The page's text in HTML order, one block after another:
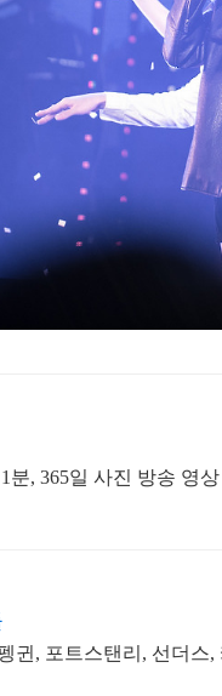
분, 365일 사진 방송 영
귄, 포트스탠리, 선더스,